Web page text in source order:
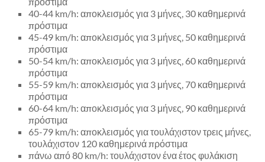
40-44 km/h: αποκλεισμός για 3 μήνες, 30 καθημερινά
πρόστιμα
45-49 km/h: αποκλεισμός για 3 μήνες, 50 καθημερινά
πρόστιμα
50-54 km/h: αποκλεισμός για 3 μήνες, 60 καθημερινά
πρόστιμα
55-59 km/h: αποκλεισμός για 3 μήνες, 70 καθημερινά
πρόστιμα
60-64 km/h: αποκλεισμός για 3 μήνες, 90 καθημερινά
πρόστιμα
65-79 km/h: αποκλεισμός για τουλάχιστον τρεις μήνες,
τουλάχιστον 120 καθημερινά πρόστιμα
πάνω από 80 km/h: τουλάχιστον ένα έτος φυλάκιση